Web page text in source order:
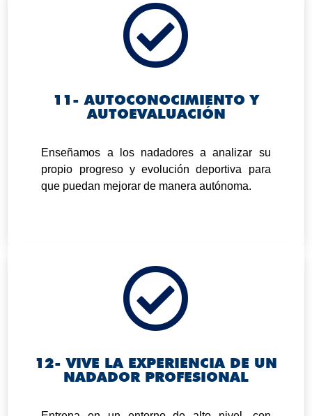

11- AUTOCONOCIMIENTO Y
AUTOEVALUACIÓN
Enseñamos a los nadadores a analizar su
propio progreso y evolución deportiva para
que puedan mejorar de manera autónoma.

12- VIVE LA EXPERIENCIA DE UN
NADADOR PROFESIONAL